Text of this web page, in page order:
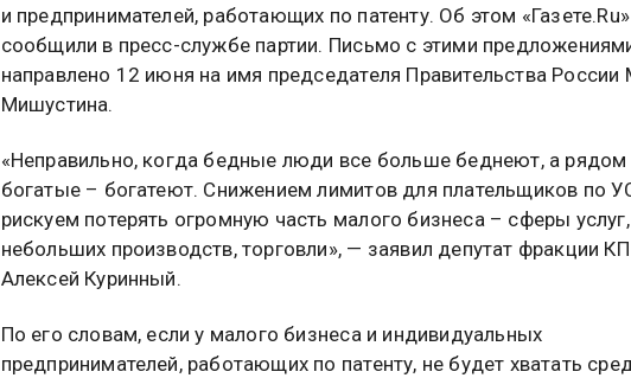
и предпринимателей, работающих по патенту. Об этом «Газете.Ru»
сообщили в пресс-службе партии. Письмо с этими
направлено 12 июня на имя председателя Правительства России
Мишустина.
«Неправильно, когда бедные люди все больше беднеют, а рядом
богатые – богатеют. Снижением лимитов для плательщиков по
рискуем потерять огромную часть малого бизнеса – сферы услуг,
небольших производств, торговли», — заявил депутат фракции
Алексей Куринный.
По его словам, если у малого бизнеса и индивидуальных
предпринимателей, работающих по патенту, не будет хватать